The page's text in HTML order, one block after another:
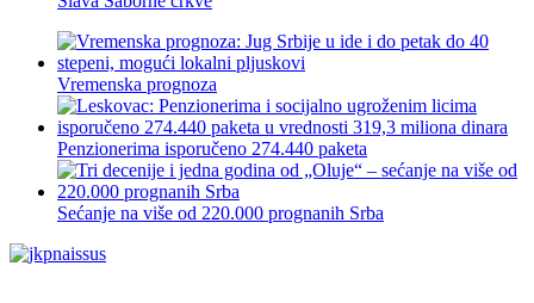
Vremenska prognoza
Penzionerima isporučeno 274.440 paketa
Sećanje na više od 220.000 prognanih Srba